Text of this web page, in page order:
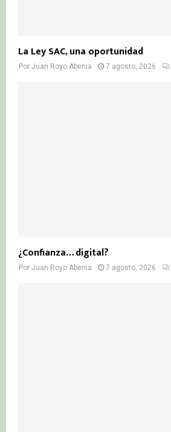
La Ley SAC, una oportunidad
Por Juan Royo Abenia 7 agosto, 2026
¿Confianza… digital?
Por Juan Royo Abenia 7 agosto, 2026